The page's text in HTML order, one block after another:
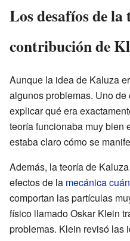
Los desafíos de
contribución de
Aunque la idea de Kaluza
algunos problemas. Uno
explicar qué era
teoría funcionaba muy bien
estaba claro cómo se
Además, la teoría de
efectos de la mecánica
comportan las partículas
físico llamado Oskar Klein
problemas. Klein revisó las